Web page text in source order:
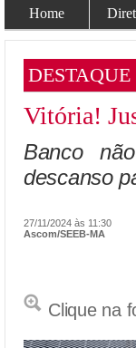
Home
Vitória!
Banco
descanso
27/11/2024 às 11:30
Ascom/SEEB-MA
Clique na